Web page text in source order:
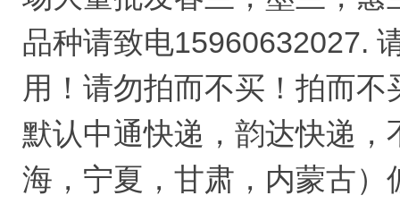
品种请致电15960632027.
用！请勿拍而不买！拍而
默认中通快递，韵达快递
海，宁夏，甘肃，内蒙古）